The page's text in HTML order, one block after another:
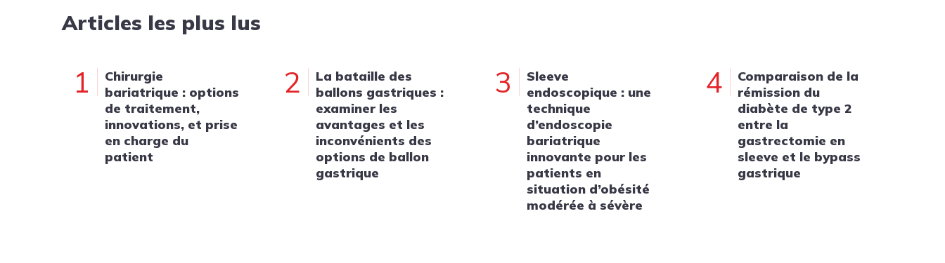
Articles les plus lus
1
Chirurgie
bariatrique : options
de traitement,
innovations, et prise
en charge du
patient
2
La bataille des
ballons gastriques :
examiner les
avantages et les
inconvénients des
options de ballon
gastrique
3
Sleeve
endoscopique : une
technique
d’endoscopie
bariatrique
innovante pour les
patients en
situation d’obésité
modérée à sévère
4
Comparaison de la
rémission du
diabète de type 2
entre la
gastrectomie en
sleeve et le bypass
gastrique